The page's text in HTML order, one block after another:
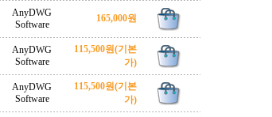
AnyDWG
Software
165,000원
AnyDWG
Software
115,500원(기본
가)
AnyDWG
Software
115,500원(기본
가)